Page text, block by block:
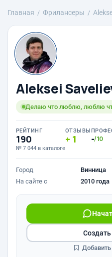
Главная Фрилансеры
Aleksei
Делаю что люблю, люблю
РЕЙТИНГ
190
№ 7 044 в каталоге
ОТЗЫВЫ
1 -/10
Город
Винница
На сайте с
2010 года
Добавить